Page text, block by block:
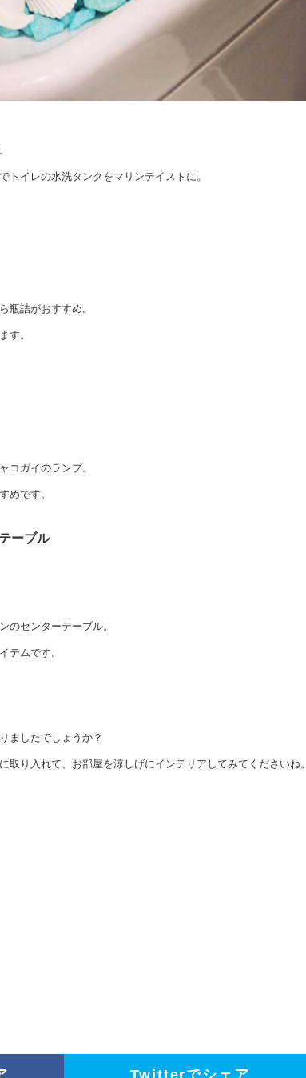
トイレの水洗タンクをマリンテイストに。
瓶詰がおすすめ。
す。
コガイのランプ。
めです。
ーブル
のセンターテーブル。
テムです。
ましたでしょうか？
取り入れて、お部屋を涼しげにインテリアしてみてくださいね。